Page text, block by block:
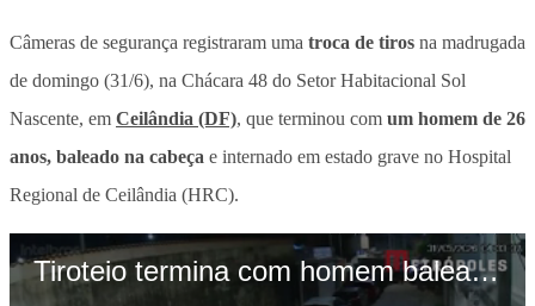
Câmeras de segurança registraram uma troca de tiros na madrugada
de domingo (31/6), na Chácara 48 do Setor Habitacional Sol
Nascente, em Ceilândia (DF), que terminou com um homem de 26
anos, baleado na cabeça e internado em estado grave no Hospital
Regional de Ceilândia (HRC).